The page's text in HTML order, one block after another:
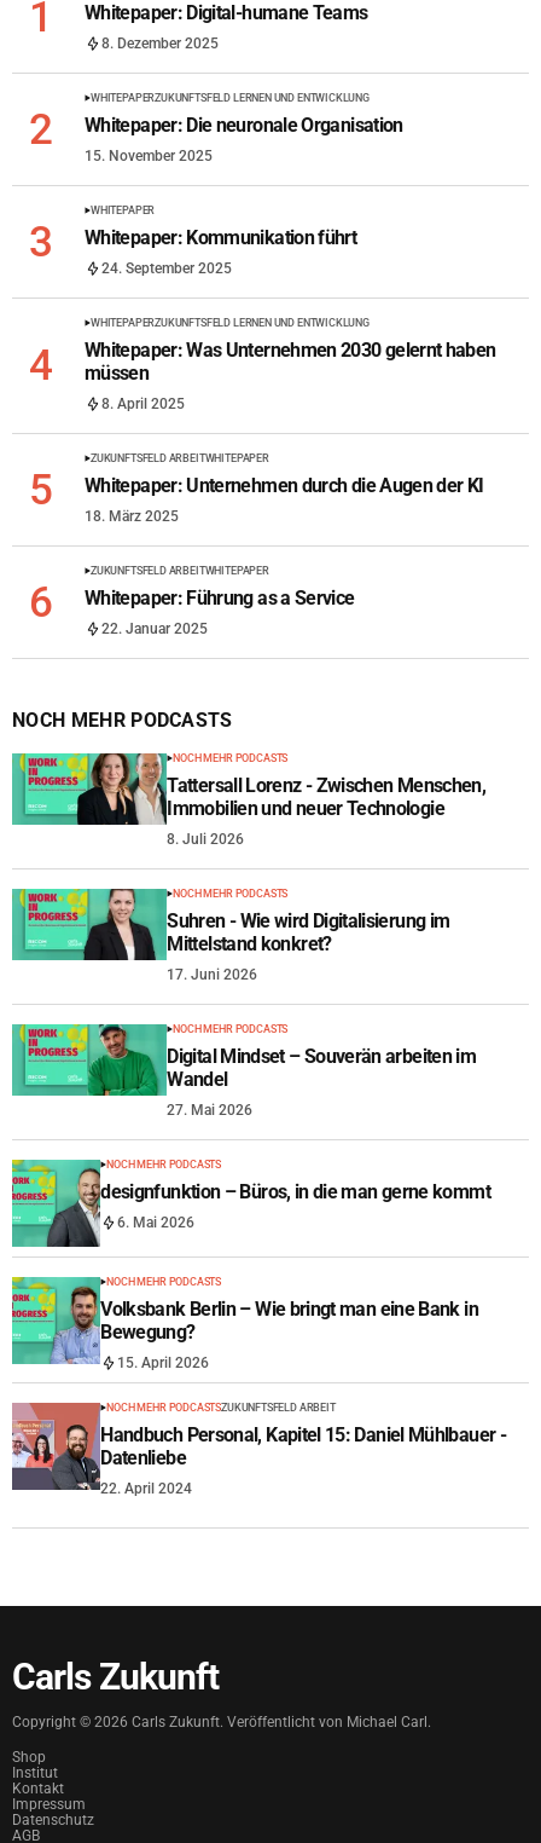
Whitepaper: Digital-humane Teams
8. Dezember 2025
WHITEPAPERZUKUNFTSFELD LERNEN UND ENTWICKLUNG
Whitepaper: Die neuronale Organisation
15. November 2025
WHITEPAPER
Whitepaper: Kommunikation führt
24. September 2025
WHITEPAPERZUKUNFTSFELD LERNEN UND ENTWICKLUNG
Whitepaper: Was Unternehmen 2030 gelernt haben
müssen
8. April 2025
ZUKUNFTSFELD ARBEITWHITEPAPER
Whitepaper: Unternehmen durch die Augen der KI
18. März 2025
ZUKUNFTSFELD ARBEITWHITEPAPER
Whitepaper: Führung as a Service
22. Januar 2025
NOCH MEHR PODCASTS
NOCH MEHR PODCASTS
Tattersall Lorenz - Zwischen Menschen,
Immobilien und neuer Technologie
8. Juli 2026
NOCH MEHR PODCASTS
Suhren - Wie wird Digitalisierung im
Mittelstand konkret?
17. Juni 2026
NOCH MEHR PODCASTS
Digital Mindset – Souverän arbeiten im
Wandel
27. Mai 2026
NOCH MEHR PODCASTS
designfunktion – Büros, in die man gerne kommt
6. Mai 2026
NOCH MEHR PODCASTS
Volksbank Berlin – Wie bringt man eine Bank in
Bewegung?
15. April 2026
NOCH MEHR PODCASTSZUKUNFTSFELD ARBEIT
Handbuch Personal, Kapitel 15: Daniel Mühlbauer -
Datenliebe
22. April 2024
Carls Zukunft
Copyright © 2026 Carls Zukunft. Veröffentlicht von Michael Carl.
Shop
Institut
Kontakt
Impressum
Datenschutz
AGB